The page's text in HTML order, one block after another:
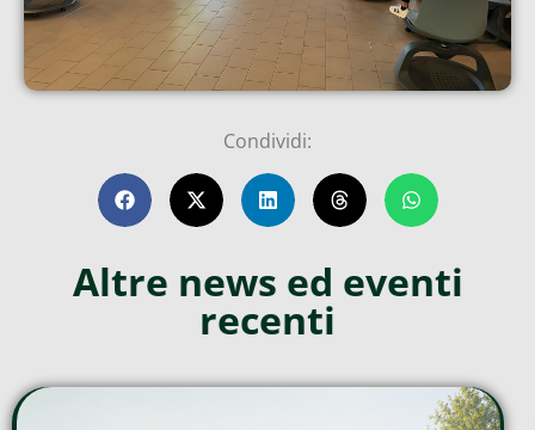
Condividi:
Altre news ed eventi
recenti